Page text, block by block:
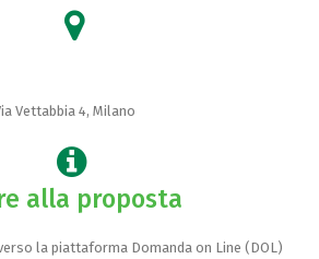
Vettabbia 4, Milano
alla proposta
la piattaforma Domanda on Line (DOL)